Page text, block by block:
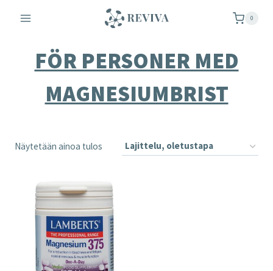
sisältöön
0
FÖR PERSONER MED
MAGNESIUMBRIST
Näytetään ainoa tulos